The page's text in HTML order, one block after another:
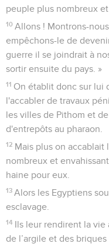
peuple plus nombreux
10 Allons ! Montrons-
empêchons-le de
guerre il se joindrait à
sortir ensuite du pays. »
11 On établit donc sur lui
l'accabler de travaux
les villes de Pithom et
d'entrepôts au pharaon.
12 Mais plus on accablait
nombreux et
haine pour eux.
13 Alors les Egyptiens
esclavage.
14 Ils leur rendirent la vie
de l’argile et des